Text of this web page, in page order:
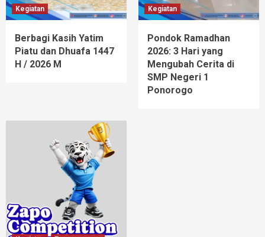
Kegiatan
Berbagi Kasih Yatim
Piatu dan Dhuafa 1447
H / 2026 M
Kegiatan
Pondok Ramadhan
2026: 3 Hari yang
Mengubah Cerita di
SMP Negeri 1
Ponorogo